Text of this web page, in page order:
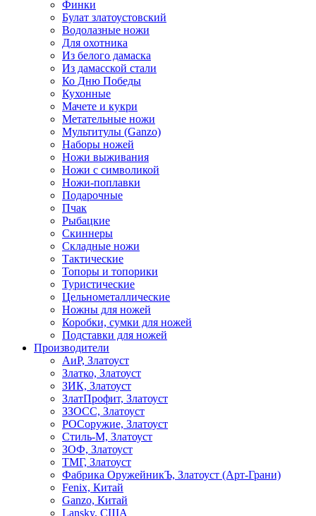
Финки
Булат златоустовский
Водолазные ножи
Для охотника
Из белого дамаска
Из дамасской стали
Ко Дню Победы
Кухонные
Мачете и кукри
Метательные ножи
Мультитулы (Ganzo)
Наборы ножей
Ножи выживания
Ножи с символикой
Ножи-поплавки
Подарочные
Пчак
Рыбацкие
Скиннеры
Складные ножи
Тактические
Топоры и топорики
Туристические
Цельнометаллические
Ножны для ножей
Коробки, сумки для ножей
Подставки для ножей
Производители
АиР, Златоуст
Златко, Златоуст
ЗИК, Златоуст
ЗлатПрофит, Златоуст
ЗЗОСС, Златоуст
РОСоружие, Златоуст
Стиль-М, Златоуст
ЗОФ, Златоуст
ТМГ, Златоуст
Фабрика ОружейникЪ, Златоуст (Арт-Грани)
Fenix, Китай
Ganzo, Китай
Lansky, США